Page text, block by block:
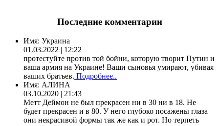
Последние комментарии
Имя: Украина
01.03.2022 | 12:22
протестуйте против той бойни, которую творит Путин и
ваша армия на Украине! Ваши сыновья умирают, убивая
ваших братьев. Подробнее..
Имя: АЛИНА
03.10.2020 | 21:43
Метт Деймон не был прекрасен ни в 30 ни в 18. Не
будет прекрасен и в 80. У него глубоко посажены глаза
они некрасивой формы так же как и рот. Но терпеть